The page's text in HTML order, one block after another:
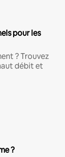
pour les
? Trouvez
débit et
?